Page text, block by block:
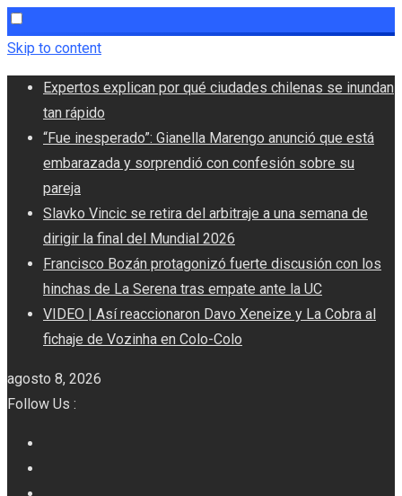
Skip to content
Expertos explican por qué ciudades chilenas se inundan
tan rápido
“Fue inesperado”: Gianella Marengo anunció que está
embarazada y sorprendió con confesión sobre su
pareja
Slavko Vincic se retira del arbitraje a una semana de
dirigir la final del Mundial 2026
Francisco Bozán protagonizó fuerte discusión con los
hinchas de La Serena tras empate ante la UC
VIDEO | Así reaccionaron Davo Xeneize y La Cobra al
fichaje de Vozinha en Colo-Colo
agosto 8, 2026
Follow Us :